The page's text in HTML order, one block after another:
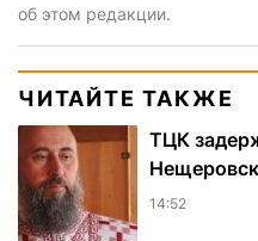
об этом редакции.
ЧИТАЙТЕ ТАКЖЕ
ТЦК
14:52